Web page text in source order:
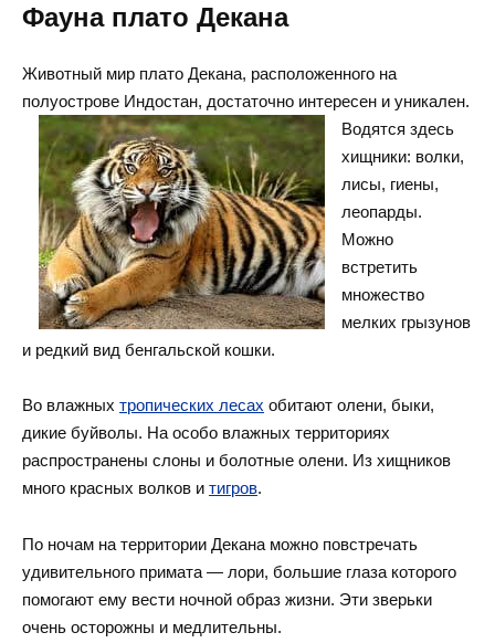
Фауна плато Декана
Животный мир плато Декана, расположенного на
полуострове Индостан, достаточно интересен и уникален.
Водятся здесь
хищники: волки,
лисы, гиены,
леопарды.
Можно
встретить
множество
мелких грызунов
и редкий вид бенгальской кошки.
Во влажных тропических лесах обитают олени, быки,
дикие буйволы. На особо влажных территориях
распространены слоны и болотные олени. Из хищников
много красных волков и тигров.
По ночам на территории Декана можно повстречать
удивительного примата — лори, большие глаза которого
помогают ему вести ночной образ жизни. Эти зверьки
очень осторожны и медлительны.